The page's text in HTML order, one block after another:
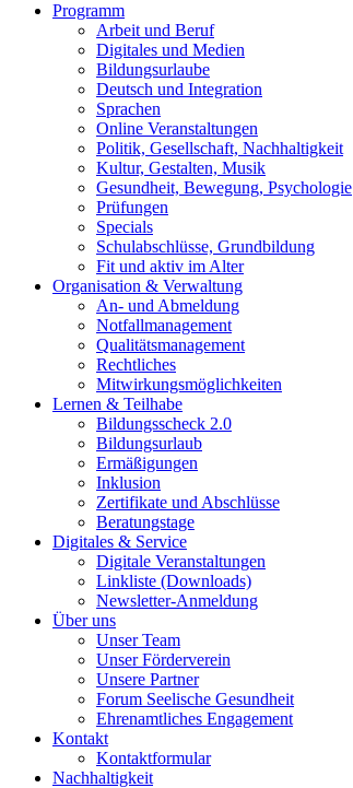
Programm
Arbeit und Beruf
Digitales und Medien
Bildungsurlaube
Deutsch und Integration
Sprachen
Online Veranstaltungen
Politik, Gesellschaft, Nachhaltigkeit
Kultur, Gestalten, Musik
Gesundheit, Bewegung, Psychologie
Prüfungen
Specials
Schulabschlüsse, Grundbildung
Fit und aktiv im Alter
Organisation & Verwaltung
An- und Abmeldung
Notfallmanagement
Qualitätsmanagement
Rechtliches
Mitwirkungsmöglichkeiten
Lernen & Teilhabe
Bildungsscheck 2.0
Bildungsurlaub
Ermäßigungen
Inklusion
Zertifikate und Abschlüsse
Beratungstage
Digitales & Service
Digitale Veranstaltungen
Linkliste (Downloads)
Newsletter-Anmeldung
Über uns
Unser Team
Unser Förderverein
Unsere Partner
Forum Seelische Gesundheit
Ehrenamtliches Engagement
Kontakt
Kontaktformular
Nachhaltigkeit